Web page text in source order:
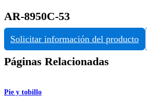
AR-8950C-53
Solicitar información del producto
Páginas Relacionadas
Pie y tobillo